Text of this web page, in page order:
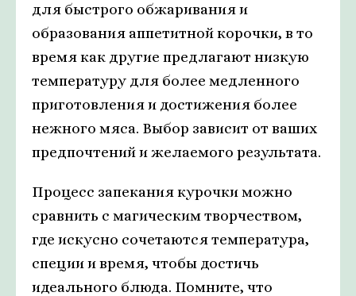
для быстрого обжаривания и
образования аппетитной корочки, в то
время как другие предлагают низкую
температуру для более медленного
приготовления и достижения более
нежного мяса. Выбор зависит от ваших
предпочтений и желаемого результата.
Процесс запекания курочки можно
сравнить с магическим творчеством,
где искусно сочетаются температура,
специи и время, чтобы достичь
идеального блюда. Помните, что